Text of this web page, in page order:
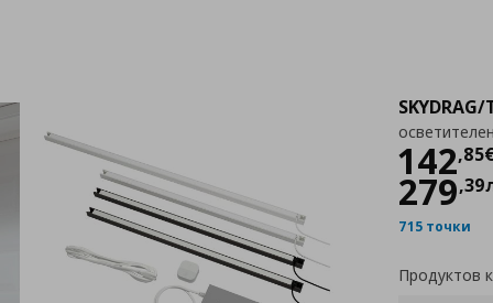
SKYDRAG/
142,85
279,39
715 точки
Продуктов